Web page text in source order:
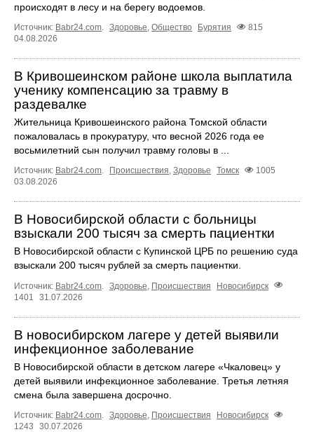
происходят в лесу и на берегу водоемов.
Источник: Babr24.com. Здоровье, Общество Бурятия
815
04.08.2026
В Кривошеинском районе школа выплатила
ученику компенсацию за травму в
раздевалке
Жительница Кривошеинского района Томской области
пожаловалась в прокуратуру, что весной 2026 года ее
восьмилетний сын получил травму головы в ...
Источник: Babr24.com. Происшествия, Здоровье Томск
1005
03.08.2026
В Новосибирской области с больницы
взыскали 200 тысяч за смерть пациентки
В Новосибирской области с Купинской ЦРБ по решению суда
взыскали 200 тысяч рублей за смерть пациентки.
Источник: Babr24.com Здоровье Происшествия
Новосибирск
1401
31.07.2026
В новосибирском лагере у детей выявили
инфекционное заболевание
В Новосибирской области в детском лагере «Чкаловец» у
детей выявили инфекционное заболевание. Третья летняя
смена была завершена досрочно.
Источник: Babr24.com Здоровье Происшествия
Новосибирск
1243
30.07.2026